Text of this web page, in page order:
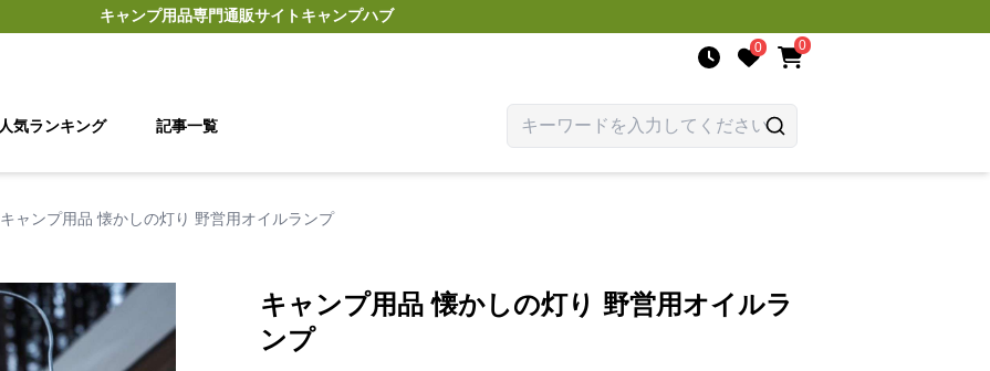
キャンプ用品専門通販サイトキャンプハブ
0 0
人気ランキング 記事一覧
キャンプ用品 懐かしの灯り 野営用オイルランプ
キャンプ用品 懐かしの灯り 野営用オイルラ
ンプ